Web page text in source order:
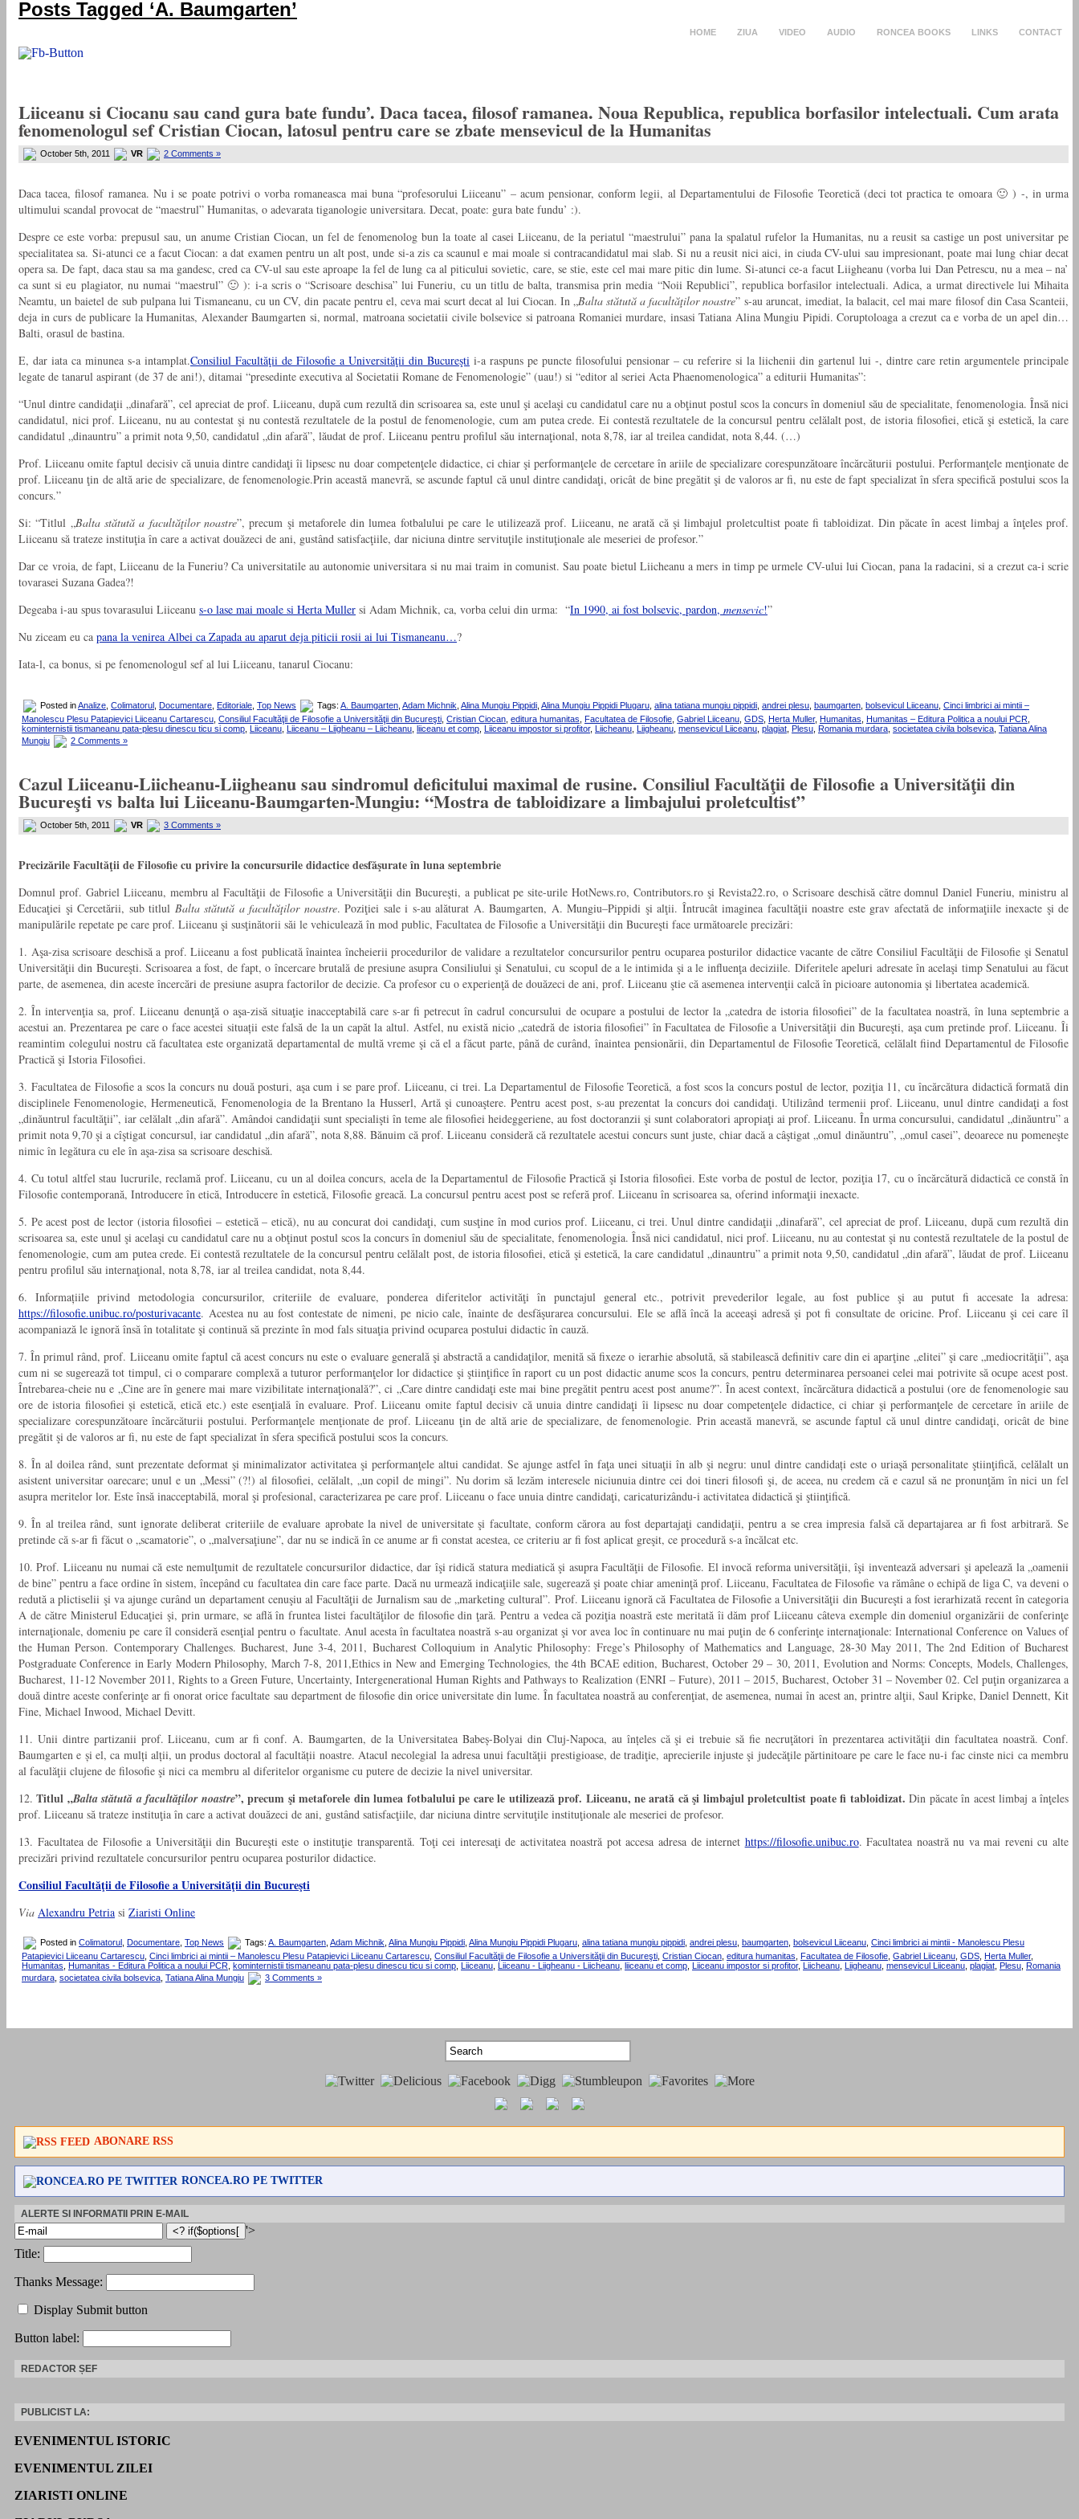
HOME ZIUA VIDEO AUDIO RONCEA BOOKS LINKS CONTACT
Posts Tagged ‘A. Baumgarten’
Liiceanu si Ciocanu sau cand gura bate fundu’. Daca tacea, filosof ramanea. Noua Republica, republica borfasilor intelectuali. Cum arata
fenomenologul sef Cristian Ciocan, latosul pentru care se zbate mensevicul de la Humanitas
October 5th, 2011 VR 2 Comments »
Daca tacea, filosof ramanea. Nu i se poate potrivi o vorba romaneasca mai buna “profesorului Liiceanu” – acum pensionar, conform legii, al Departamentului de Filosofie Teoretică (deci tot practica te omoara 🙂 ) -, in urma
ultimului scandal provocat de “maestrul” Humanitas, o adevarata tiganologie universitara. Decat, poate: gura bate fundu’ :).
Despre ce este vorba: prepusul sau, un anume Cristian Ciocan, un fel de fenomenolog bun la toate al casei Liiceanu, de la periatul “maestrului” pana la spalatul rufelor la Humanitas, nu a reusit sa castige un post universitar pe
specialitatea sa. Si-atunci ce a facut Ciocan: a dat examen pentru un alt post, unde si-a zis ca scaunul e mai moale si contracandidatul mai slab. Si nu a reusit nici aici, in ciuda CV-ului sau impresionant, poate mai lung chiar decat
opera sa. De fapt, daca stau sa ma gandesc, cred ca CV-ul sau este aproape la fel de lung ca al piticului sovietic, care, se stie, este cel mai mare pitic din lume. Si-atunci ce-a facut Liigheanu (vorba lui Dan Petrescu, nu a mea – na’
ca sunt si eu plagiator, nu numai “maestrul” 🙂 ): i-a scris o “Scrisoare deschisa” lui Funeriu, cu un titlu de balta, transmisa prin media “Noii Republici”, republica borfasilor intelectuali. Adica, a urmat directivele lui Mihaita
Neamtu, un baietel de sub pulpana lui Tismaneanu, cu un CV, din pacate pentru el, ceva mai scurt decat al lui Ciocan. In „Balta stătută a facultăţilor noastre” s-au aruncat, imediat, la balacit, cel mai mare filosof din Casa Scanteii,
deja in curs de publicare la Humanitas, Alexander Baumgarten si, normal, matroana societatii civile bolsevice si patroana Romaniei murdare, insasi Tatiana Alina Mungiu Pipidi. Coruptoloaga a crezut ca e vorba de un apel din…
Balti, orasul de bastina.
E, dar iata ca minunea s-a intamplat.Consiliul Facultăţii de Filosofie a Universităţii din Bucureşti i-a raspuns pe puncte filosofului pensionar – cu referire si la liichenii din gartenul lui -, dintre care retin argumentele principale
legate de tanarul aspirant (de 37 de ani!), ditamai “presedinte executiva al Societatii Romane de Fenomenologie” (uau!) si “editor al seriei Acta Phaenomenologica” a editurii Humanitas”:
“Unul dintre candidaţii „dinafară”, cel apreciat de prof. Liiceanu, după cum rezultă din scrisoarea sa, este unul şi acelaşi cu candidatul care nu a obţinut postul scos la concurs în domeniul său de specialitate, fenomenologia. Însă nici
candidatul, nici prof. Liiceanu, nu au contestat şi nu contestă rezultatele de la postul de fenomenologie, cum am putea crede. Ei contestă rezultatele de la concursul pentru celălalt post, de istoria filosofiei, etică şi estetică, la care
candidatul „dinauntru” a primit nota 9,50, candidatul „din afară”, lăudat de prof. Liiceanu pentru profilul său internaţional, nota 8,78, iar al treilea candidat, nota 8,44. (…)
Prof. Liiceanu omite faptul decisiv că unuia dintre candidaţi îi lipsesc nu doar competenţele didactice, ci chiar şi performanţele de cercetare în ariile de specializare corespunzătoare încărcăturii postului. Performanţele menţionate de
prof. Liiceanu ţin de altă arie de specializare, de fenomenologie.Prin această manevră, se ascunde faptul că unul dintre candidaţi, oricât de bine pregătit şi de valoros ar fi, nu este de fapt specializat în sfera specifică postului scos la
concurs.”
Si: “Titlul „Balta stătută a facultăţilor noastre”, precum şi metaforele din lumea fotbalului pe care le utilizează prof. Liiceanu, ne arată că şi limbajul proletcultist poate fi tabloidizat. Din păcate în acest limbaj a înţeles prof.
Liiceanu să trateze instituţia în care a activat douăzeci de ani, gustând satisfacţiile, dar niciuna dintre servituţile instituţionale ale meseriei de profesor.”
Dar ce vroia, de fapt, Liiceanu de la Funeriu? Ca universitatile au autonomie universitara si nu mai traim in comunist. Sau poate bietul Liicheanu a mers in timp pe urmele CV-ului lui Ciocan, pana la radacini, si a crezut ca-i scrie
tovarasei Suzana Gadea?!
Degeaba i-au spus tovarasului Liiceanu s-o lase mai moale si Herta Muller si Adam Michnik, ca, vorba celui din urma: “In 1990, ai fost bolsevic, pardon, mensevic!”
Nu ziceam eu ca pana la venirea Albei ca Zapada au aparut deja piticii rosii ai lui Tismaneanu…?
Iata-l, ca bonus, si pe fenomenologul sef al lui Liiceanu, tanarul Ciocanu:
Posted inAnalize Colimatorul Documentare Editoriale Top News Tags: A. Baumgarten Adam Michnik Alina Mungiu Pippidi Alina Mungiu Pippidi Plugaru alina tatiana mungiu pippidi andrei plesu baumgarten bolsevicul Liiceanu Cinci limbrici ai mintii –
Manolescu Plesu Patapievici Liiceanu Cartarescu Consiliul Facultăţii de Filosofie a Universităţii din Bucureşti Cristian Ciocan editura humanitas Facultatea de Filosofie Gabriel Liiceanu GDS Herta Muller, Humanitas Humanitas – Editura Politica a noului PCR
kominternistii tismaneanu pata-plesu dinescu ticu si comp
Liiceanu Liiceanu – Liigheanu – Liicheanu liiceanu et comp Liiceanu impostor si profitor, Liicheanu Liigheanu mensevicul Liiceanu plagiat Plesu Romania murdara societatea civila bolsevica Tatiana Alina
Mungiu
2 Comments »
Cazul Liiceanu-Liicheanu-Liigheanu sau sindromul deficitului maximal de rusine. Consiliul Facultăţii de Filosofie a Universităţii din
Bucureşti vs balta lui Liiceanu-Baumgarten-Mungiu: “Mostra de tabloidizare a limbajului proletcultist”
October 5th, 2011 VR 3 Comments »
Precizările Facultăţii de Filosofie cu privire la concursurile didactice desfăşurate în luna septembrie
Domnul prof. Gabriel Liiceanu, membru al Facultăţii de Filosofie a Universităţii din Bucureşti, a publicat pe site-urile HotNews.ro, Contributors.ro şi Revista22.ro, o Scrisoare deschisă către domnul Daniel Funeriu, ministru al
Educaţiei şi Cercetării, sub titlul Balta stătută a facultăţilor noastre. Poziţiei sale i s-au alăturat A. Baumgarten, A. Mungiu–Pippidi şi alţii. Întrucât imaginea facultăţii noastre este grav afectată de informaţiile inexacte şi de
manipulările repetate pe care prof. Liiceanu şi susţinătorii săi le vehiculează în mod public, Facultatea de Filosofie a Universităţii din Bucureşti face următoarele precizări:
1. Aşa-zisa scrisoare deschisă a prof. Liiceanu a fost publicată înaintea încheierii procedurilor de validare a rezultatelor concursurilor pentru ocuparea posturilor didactice vacante de către Consiliul Facultăţii de Filosofie şi Senatul
Universităţii din Bucureşti. Scrisoarea a fost, de fapt, o încercare brutală de presiune asupra Consiliului şi Senatului, cu scopul de a le intimida şi a le influenţa deciziile. Diferitele apeluri adresate în acelaşi timp Senatului au făcut
parte, de asemenea, din aceste încercări de presiune asupra factorilor de decizie. Ca profesor cu o experienţă de douăzeci de ani, prof. Liiceanu ştie că asemenea intervenţii calcă în picioare autonomia şi libertatea academică.
2. În intervenţia sa, prof. Liiceanu denunţă o aşa-zisă situaţie inacceptabilă care s-ar fi petrecut în cadrul concursului de ocupare a postului de lector la „catedra de istoria filosofiei” de la facultatea noastră, în luna septembrie a
acestui an. Prezentarea pe care o face acestei situații este falsă de la un capăt la altul. Astfel, nu există nicio „catedră de istoria filosofiei” în Facultatea de Filosofie a Universităţii din Bucureşti, aşa cum pretinde prof. Liiceanu. Îi
reamintim colegului nostru că facultatea este organizată departamental de multă vreme şi că el a făcut parte, până de curând, înaintea pensionării, din Departamentul de Filosofie Teoretică, celălalt fiind Departamentul de Filosofie
Practică şi Istoria Filosofiei.
3. Facultatea de Filosofie a scos la concurs nu două posturi, aşa cum i se pare prof. Liiceanu, ci trei. La Departamentul de Filosofie Teoretică, a fost scos la concurs postul de lector, poziţia 11, cu încărcătura didactică formată din
disciplinele Fenomenologie, Hermeneutică, Fenomenologia de la Brentano la Husserl, Artă şi cunoaştere. Pentru acest post, s-au prezentat la concurs doi candidaţi. Utilizând termenii prof. Liiceanu, unul dintre candidaţi a fost
„dinăuntrul facultăţii”, iar celălalt „din afară”. Amândoi candidaţii sunt specialişti în teme ale filosofiei heideggeriene, au fost doctoranzii şi sunt colaboratori apropiaţi ai prof. Liiceanu. În urma concursului, candidatul „dinăuntru” a
primit nota 9,70 şi a cîştigat concursul, iar candidatul „din afară”, nota 8,88. Bănuim că prof. Liiceanu consideră că rezultatele acestui concurs sunt juste, chiar dacă a câştigat „omul dinăuntru”, „omul casei”, deoarece nu pomeneşte
nimic în legătura cu ele în aşa-zisa sa scrisoare deschisă.
4. Cu totul altfel stau lucrurile, reclamă prof. Liiceanu, cu un al doilea concurs, acela de la Departamentul de Filosofie Practică şi Istoria filosofiei. Este vorba de postul de lector, poziţia 17, cu o încărcătură didactică ce constă în
Filosofie contemporană, Introducere în etică, Introducere în estetică, Filosofie greacă. La concursul pentru acest post se referă prof. Liiceanu în scrisoarea sa, oferind informaţii inexacte.
5. Pe acest post de lector (istoria filosofiei – estetică – etică), nu au concurat doi candidaţi, cum susţine în mod curios prof. Liiceanu, ci trei. Unul dintre candidaţii „dinafară”, cel apreciat de prof. Liiceanu, după cum rezultă din
scrisoarea sa, este unul şi acelaşi cu candidatul care nu a obţinut postul scos la concurs în domeniul său de specialitate, fenomenologia. Însă nici candidatul, nici prof. Liiceanu, nu au contestat şi nu contestă rezultatele de la postul de
fenomenologie, cum am putea crede. Ei contestă rezultatele de la concursul pentru celălalt post, de istoria filosofiei, etică şi estetică, la care candidatul „dinauntru” a primit nota 9,50, candidatul „din afară”, lăudat de prof. Liiceanu
pentru profilul său internaţional, nota 8,78, iar al treilea candidat, nota 8,44.
6. Informațiile privind metodologia concursurilor, criteriile de evaluare, ponderea diferitelor activităţi în punctajul general etc., potrivit prevederilor legale, au fost publice şi au putut fi accesate la adresa:
https://filosofie.unibuc.ro/posturivacante. Acestea nu au fost contestate de nimeni, pe nicio cale, înainte de desfăşurarea concursului. Ele se află încă la aceeaşi adresă şi pot fi consultate de oricine. Prof. Liiceanu şi cei care îl
acompaniază le ignoră însă în totalitate şi continuă să prezinte în mod fals situaţia privind ocuparea postului didactic în cauză.
7. În primul rând, prof. Liiceanu omite faptul că acest concurs nu este o evaluare generală şi abstractă a candidaţilor, menită să fixeze o ierarhie absolută, să stabilească definitiv care din ei aparţine „elitei” şi care „mediocrităţii”, aşa
cum ni se sugerează tot timpul, ci o comparare complexă a tuturor performanţelor lor didactice şi ştiinţifice în raport cu un post didactic anume scos la concurs, pentru determinarea persoanei celei mai potrivite să ocupe acest post.
Întrebarea-cheie nu e „Cine are în genere mai mare vizibilitate internaţională?”, ci „Care dintre candidaţi este mai bine pregătit pentru acest post anume?”. În acest context, încărcătura didactică a postului (ore de fenomenologie sau
ore de istoria filosofiei și estetică, etică etc.) este esenţială în evaluare. Prof. Liiceanu omite faptul decisiv că unuia dintre candidaţi îi lipsesc nu doar competenţele didactice, ci chiar şi performanţele de cercetare în ariile de
specializare corespunzătoare încărcăturii postului. Performanţele menţionate de prof. Liiceanu ţin de altă arie de specializare, de fenomenologie. Prin această manevră, se ascunde faptul că unul dintre candidaţi, oricât de bine
pregătit şi de valoros ar fi, nu este de fapt specializat în sfera specifică postului scos la concurs.
8. În al doilea rând, sunt prezentate deformat şi minimalizator activitatea şi performanţele altui candidat. Se ajunge astfel în faţa unei situaţii în alb şi negru: unul dintre candidați este o uriaşă personalitate ştiinţifică, celălalt un
asistent universitar oarecare; unul e un „Messi” (?!) al filosofiei, celălalt, „un copil de mingi”. Nu dorim să lezăm interesele niciunuia dintre cei doi tineri filosofi şi, de aceea, nu credem că e cazul să ne pronunţăm în nici un fel
asupra meritelor lor. Este însă inacceptabilă, moral şi profesional, caracterizarea pe care prof. Liiceanu o face unuia dintre candidaţi, caricaturizându-i activitatea didactică şi ştiinţifică.
9. În al treilea rând, sunt ignorate deliberat criteriile de evaluare aprobate la nivel de universitate şi facultate, conform cărora au fost departajaţi candidaţii, pentru a se crea impresia falsă că departajarea ar fi fost arbitrară. Se
pretinde că s-ar fi făcut o „scamatorie”, o „malversaţiune”, dar nu se indică în ce anume ar fi constat acestea, ce criteriu ar fi fost aplicat greşit, ce procedură s-a încălcat etc.
10. Prof. Liiceanu nu numai că este nemulţumit de rezultatele concursurilor didactice, dar îşi ridică statura mediatică şi asupra Facultăţii de Filosofie. El invocă reforma universităţii, îşi inventează adversari şi apelează la „oamenii
de bine” pentru a face ordine în sistem, începând cu facultatea din care face parte. Dacă nu urmează indicaţiile sale, sugerează şi poate chiar ameninţă prof. Liiceanu, Facultatea de Filosofie va rămâne o echipă de liga C, va deveni o
redută a plictiselii şi va ajunge curând un departament cenuşiu al Facultăţii de Jurnalism sau de „marketing cultural”. Prof. Liiceanu ignoră că Facultatea de Filosofie a Universităţii din Bucureşti a fost ierarhizată recent în categoria
A de către Ministerul Educaţiei şi, prin urmare, se află în fruntea listei facultăţilor de filosofie din ţară. Pentru a vedea că poziţia noastră este meritată îi dăm prof Liiceanu câteva exemple din domeniul organizării de conferinţe
internaţionale, domeniu pe care îl consideră esenţial pentru o facultate. Anul acesta în facultatea noastră s-au organizat şi vor avea loc în continuare nu mai puţin de 6 conferinţe internaţionale: International Conference on Values of
the Human Person. Contemporary Challenges. Bucharest, June 3-4, 2011, Bucharest Colloquium in Analytic Philosophy: Frege’s Philosophy of Mathematics and Language, 28-30 May 2011, The 2nd Edition of Bucharest
Postgraduate Conference in Early Modern Philosophy, March 7-8, 2011,Ethics in New and Emerging Technologies, the 4th BCAE edition, Bucharest, October 29 – 30, 2011, Evolution and Norms: Concepts, Models, Challenges,
Bucharest, 11-12 November 2011, Rights to a Green Future, Uncertainty, Intergenerational Human Rights and Pathways to Realization (ENRI – Future), 2011 – 2015, Bucharest, October 31 – November 02. Cel puţin organizarea a
două dintre aceste conferinţe ar fi onorat orice facultate sau department de filosofie din orice universitate din lume. În facultatea noastră au conferenţiat, de asemenea, numai în acest an, printre alţii, Saul Kripke, Daniel Dennett, Kit
Fine, Michael Inwood, Michael Devitt.
11. Unii dintre partizanii prof. Liiceanu, cum ar fi conf. A. Baumgarten, de la Universitatea Babeș-Bolyai din Cluj-Napoca, au înțeles că şi ei trebuie să fie necruţători în prezentarea activităţii din facultatea noastră. Conf.
Baumgarten e și el, ca mulți alții, un produs doctoral al facultății noastre. Atacul necolegial la adresa unui facultăţii prestigioase, de tradiţie, aprecierile injuste şi judecăţile părtinitoare pe care le face nu-i fac cinste nici ca membru
al faculăţii clujene de filosofie şi nici ca membru al diferitelor organisme cu putere de decizie la nivel universitar.
12.Titlul „Balta stătută a facultăţilor noastre”, precum şi metaforele din lumea fotbalului pe care le utilizează prof. Liiceanu, ne arată că şi limbajul proletcultist poate fi tabloidizat. Din păcate în acest limbaj a înţeles
prof. Liiceanu să trateze instituţia în care a activat douăzeci de ani, gustând satisfacţiile, dar niciuna dintre servituţile instituţionale ale meseriei de profesor.
13. Facultatea de Filosofie a Universităţii din Bucureşti este o instituţie transparentă. Toţi cei interesaţi de activitatea noastră pot accesa adresa de internet https://filosofie.unibuc.ro. Facultatea noastră nu va mai reveni cu alte
precizări privind rezultatele concursurilor pentru ocuparea posturilor didactice.
Consiliul Facultăţii de Filosofie a Universităţii din Bucureşti
Via Alexandru Petria si Ziaristi Online
Posted in Colimatorul Documentare Top News Tags: A. Baumgarten Adam Michnik Alina Mungiu Pippidi Alina Mungiu Pippidi Plugaru alina tatiana mungiu pippidi andrei plesu baumgarten bolsevicul Liiceanu Cinci limbrici ai mintii - Manolescu Plesu
Patapievici Liiceanu Cartarescu Cinci limbrici ai mintii – Manolescu Plesu Patapievici Liiceanu Cartarescu Consiliul Facultăţii de Filosofie a Universităţii din Bucureşti Cristian Ciocan editura humanitas Facultatea de Filosofie Gabriel Liiceanu GDS Herta Muller,
Humanitas
Humanitas - Editura Politica a noului PCR kominternistii tismaneanu pata-plesu dinescu ticu si comp Liiceanu Liiceanu - Liigheanu - Liicheanu liiceanu et comp Liiceanu impostor si profitor, Liicheanu Liigheanu mensevicul Liiceanu plagiat Plesu
Romania
murdara societatea civila bolsevica Tatiana Alina Mungiu 3 Comments »
ABONARE RSS
RONCEA.RO PE TWITTER
ALERTE SI INFORMATII PRIN E-MAIL
'>
Title:
Thanks Message:
Display Submit button
Button label:
REDACTOR ȘEF
PUBLICIST LA:
EVENIMENTUL ISTORIC
EVENIMENTUL ZILEI
ZIARISTI ONLINE